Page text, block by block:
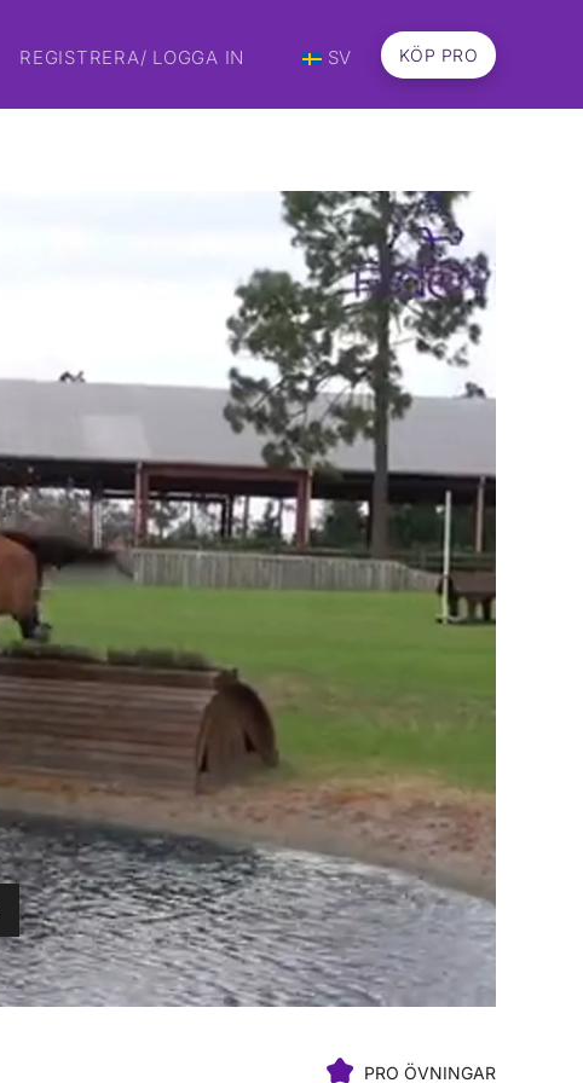
REGISTRERA/ LOGGA IN SV KÖP PRO
PRO ÖVNINGAR